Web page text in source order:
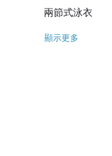
兩節式泳衣
顯示更多